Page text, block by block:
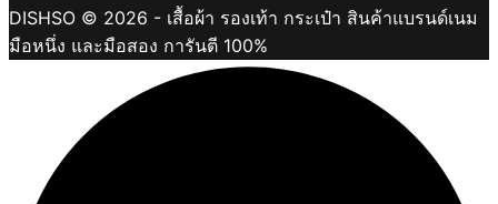
DISHSO © 2026 - เสื้อผ้า รองเท้า กระเป๋า สินค้าแบรนด์เนม
มือหนึ่ง และมือสอง การันตี 100%